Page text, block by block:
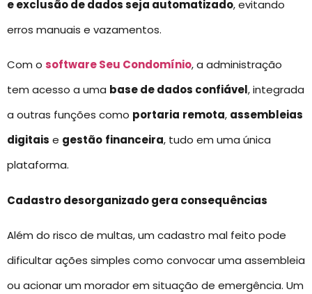
e exclusão de dados seja automatizado, evitando
erros manuais e vazamentos.
Com o software Seu Condomínio, a administração
tem acesso a uma base de dados confiável, integrada
a outras funções como portaria remota, assembleias
digitais e gestão financeira, tudo em uma única
plataforma.
Cadastro desorganizado gera consequências
Além do risco de multas, um cadastro mal feito pode
dificultar ações simples como convocar uma assembleia
ou acionar um morador em situação de emergência. Um